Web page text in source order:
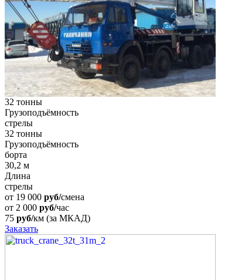
32 тонны
Грузоподъёмность
стрелы
32 тонны
Грузоподъёмность
борта
30,2 м
Длина
стрелы
от 19 000 руб/смена
от 2 000 руб/час
75 руб/км (за МКАД)
Заказать